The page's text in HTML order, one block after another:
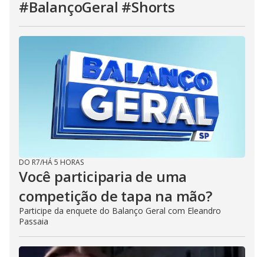
#BalançoGeral #Shorts
DO R7/HÁ 5 HORAS
Você participaria de uma
competição de tapa na mão?
Participe da enquete do Balanço Geral com Eleandro
Passaia